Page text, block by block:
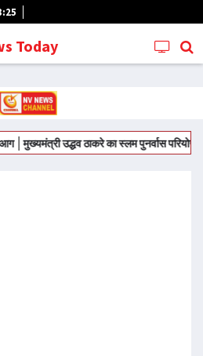
Today
मुख्यमंत्री उद्धव ठाकरे का स्लम पुनर्वास